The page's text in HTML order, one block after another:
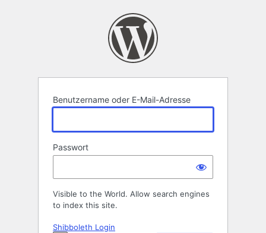
Benutzername oder E-Mail-Adresse
Passwort
Visible to the World. Allow search engines
to index this site.
Shibboleth Login